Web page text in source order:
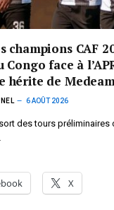
champions CAF
Congo face à
hérite de
6 AOÛT 2026
des tours préliminaires
X